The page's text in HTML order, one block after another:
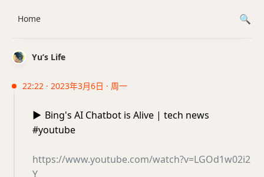
Yu’s Life
22:22 · 2023年3月6日 · 周一
▶️ Bing's AI Chatbot is Alive | tech news
#youtube
https://www.youtube.com/watch?v=LGOd1w02i2
Y
Home